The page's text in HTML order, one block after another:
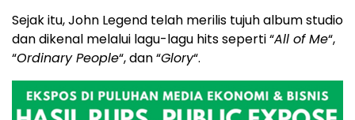
Sejak itu, John Legend telah merilis tujuh album studio
dan dikenal melalui lagu-lagu hits seperti “All of Me“,
“Ordinary People“, dan “Glory“.